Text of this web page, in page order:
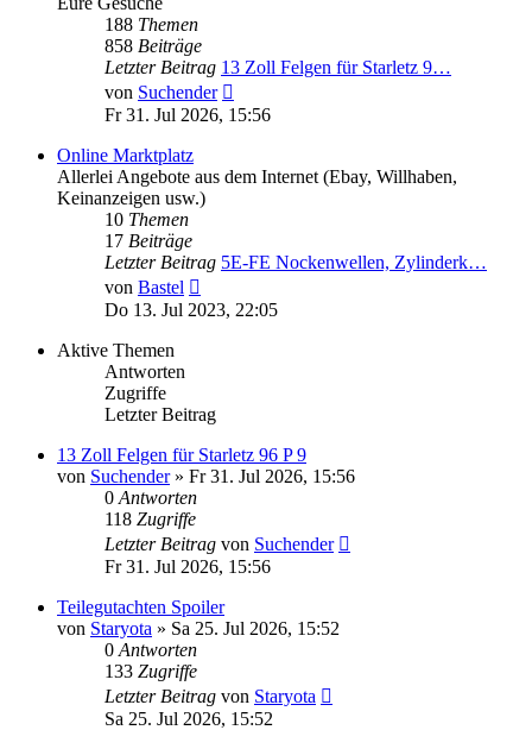
188 Themen
858 Beiträge
Letzter Beitrag 13 Zoll Felgen für Starletz 9…
von Suchender
Beitrag
Fr 31. Jul 2026, 15:56
Online Marktplatz
Allerlei Angebote aus dem Internet (Ebay, Willhaben,
Keinanzeigen usw.)
10 Themen
17 Beiträge
Letzter Beitrag 5E-FE Nockenwellen, Zylinderk…
von Bastel
Beitrag
Do 13. Jul 2023, 22:05
Aktive Themen
Antworten
Zugriffe
Letzter Beitrag
13 Zoll Felgen für Starletz 96 P 9
von Suchender» Fr 31. Jul 2026, 15:56
0 Antworten
118 Zugriffe
Letzter Beitrag von Suchender
Fr 31. Jul 2026, 15:56
Teilegutachten Spoiler
von Staryota » Sa 25. Jul 2026, 15:52
0 Antworten
133 Zugriffe
Letzter Beitrag von Staryota
Sa 25. Jul 2026, 15:52